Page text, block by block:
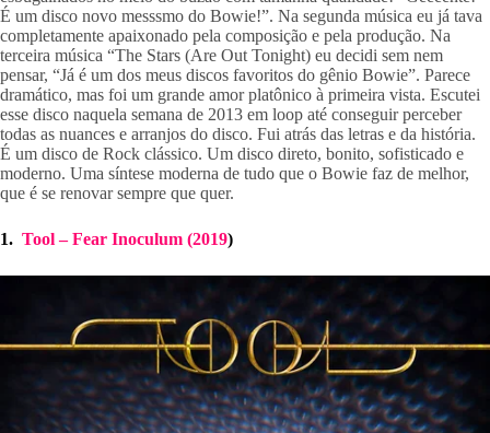
É um disco novo messsmo do Bowie!”. Na segunda música eu já tava
completamente apaixonado pela composição e pela produção. Na
terceira música “The Stars (Are Out Tonight) eu decidi sem nem
pensar, “Já é um dos meus discos favoritos do gênio Bowie”. Parece
dramático, mas foi um grande amor platônico à primeira vista. Escutei
esse disco naquela semana de 2013 em loop até conseguir perceber
todas as nuances e arranjos do disco. Fui atrás das letras e da história.
É um disco de Rock clássico. Um disco direto, bonito, sofisticado e
moderno. Uma síntese moderna de tudo que o Bowie faz de melhor,
que é se renovar sempre que quer.
1. Tool – Fear Inoculum (2019)